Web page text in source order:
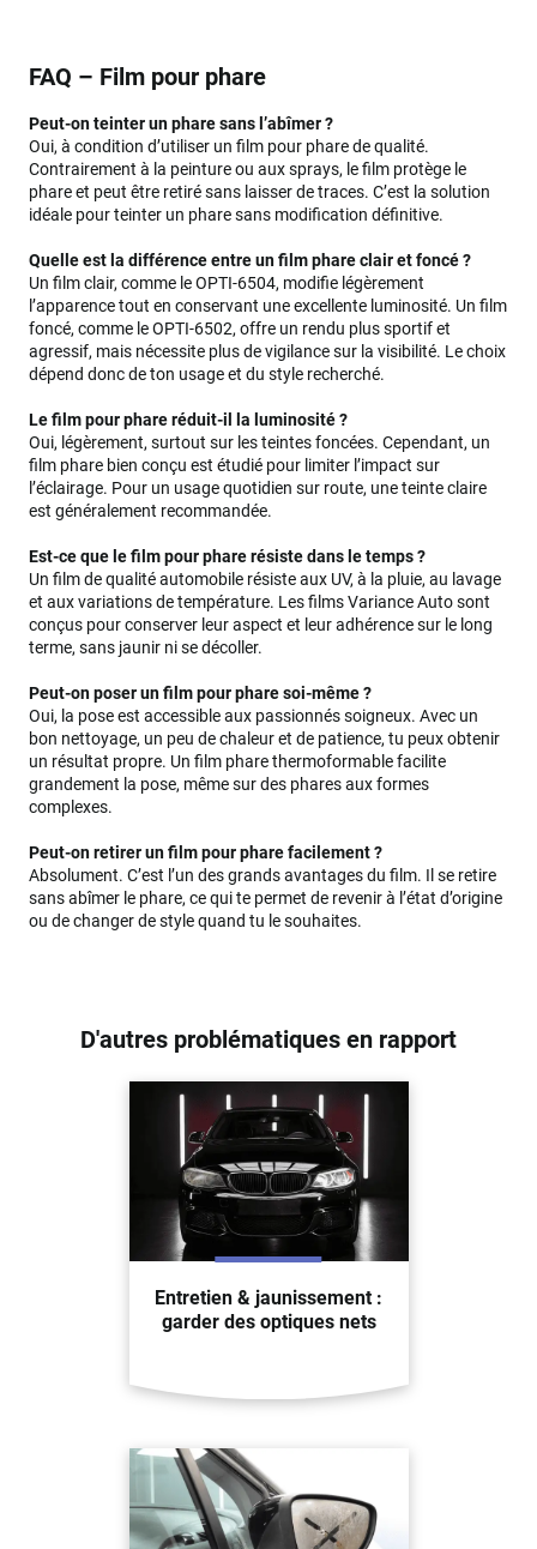
FAQ – Film pour phare
Peut-on teinter un phare sans l’abîmer ?
Oui, à condition d’utiliser un film pour phare de qualité.
Contrairement à la peinture ou aux sprays, le film protège le
phare et peut être retiré sans laisser de traces. C’est la solution
idéale pour teinter un phare sans modification définitive.
Quelle est la différence entre un film phare clair et foncé ?
Un film clair, comme le OPTI-6504, modifie légèrement
l’apparence tout en conservant une excellente luminosité. Un film
foncé, comme le OPTI-6502, offre un rendu plus sportif et
agressif, mais nécessite plus de vigilance sur la visibilité. Le choix
dépend donc de ton usage et du style recherché.
Le film pour phare réduit-il la luminosité ?
Oui, légèrement, surtout sur les teintes foncées. Cependant, un
film phare bien conçu est étudié pour limiter l’impact sur
l’éclairage. Pour un usage quotidien sur route, une teinte claire
est généralement recommandée.
Est-ce que le film pour phare résiste dans le temps ?
Un film de qualité automobile résiste aux UV, à la pluie, au lavage
et aux variations de température. Les films Variance Auto sont
conçus pour conserver leur aspect et leur adhérence sur le long
terme, sans jaunir ni se décoller.
Peut-on poser un film pour phare soi-même ?
Oui, la pose est accessible aux passionnés soigneux. Avec un
bon nettoyage, un peu de chaleur et de patience, tu peux obtenir
un résultat propre. Un film phare thermoformable facilite
grandement la pose, même sur des phares aux formes
complexes.
Peut-on retirer un film pour phare facilement ?
Absolument. C’est l’un des grands avantages du film. Il se retire
sans abîmer le phare, ce qui te permet de revenir à l’état d’origine
ou de changer de style quand tu le souhaites.
D'autres problématiques en rapport
Entretien & jaunissement :
garder des optiques nets